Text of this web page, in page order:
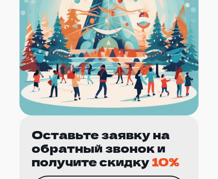
Оставьте заявку на
обратный звонок и
получите скидку10%